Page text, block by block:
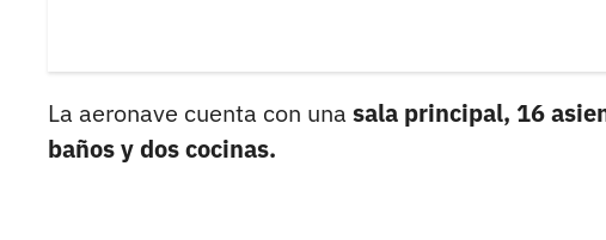
La aeronave cuenta con una sala principal, 16
baños y dos cocinas.